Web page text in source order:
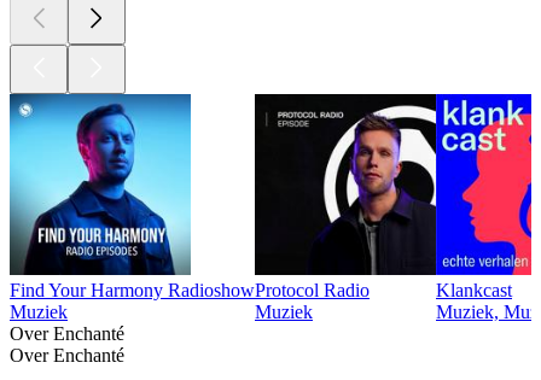
Find Your Harmony Radioshow
Muziek
Protocol Radio
Muziek
Klankcast
Muziek,
Over Enchanté
Over Enchanté